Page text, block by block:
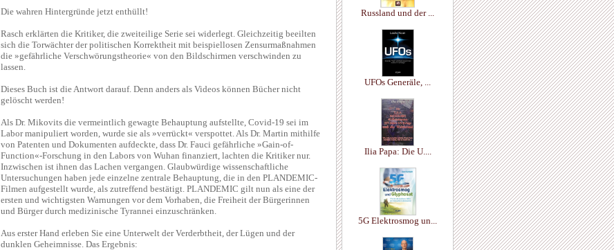
Die wahren Hintergründe jetzt enthüllt!
Rasch erklärten die Kritiker, die zweiteilige Serie sei widerlegt. Gleichzeitig beeilten
sich die Torwächter der politischen Korrektheit mit beispiellosen Zensurmaßnahmen
die »gefährliche Verschwörungstheorie« von den Bildschirmen verschwinden zu
lassen.
Dieses Buch ist die Antwort darauf. Denn anders als Videos können Bücher nicht
gelöscht werden!
Als Dr. Mikovits die vermeintlich gewagte Behauptung aufstellte, Covid-19 sei im
Labor manipuliert worden, wurde sie als »verrückt« verspottet. Als Dr. Martin mithilfe
von Patenten und Dokumenten aufdeckte, dass Dr. Fauci gefährliche »Gain-of-
Function«-Forschung in den Labors von Wuhan finanziert, lachten die Kritiker nur.
Inzwischen ist ihnen das Lachen vergangen. Glaubwürdige wissenschaftliche
Untersuchungen haben jede einzelne zentrale Behauptung, die in den PLANDEMIC-
Filmen aufgestellt wurde, als zutreffend bestätigt. PLANDEMIC gilt nun als eine der
ersten und wichtigsten Warnungen vor dem Vorhaben, die Freiheit der Bürgerinnen
und Bürger durch medizinische Tyrannei einzuschränken.
Aus erster Hand erleben Sie eine Unterwelt der Verderbtheit, der Lügen und der
dunklen Geheimnisse. Das Ergebnis:
Russland und der ...
UFOs Generäle, ...
Ilia Papa: Die U....
5G Elektrosmog un...